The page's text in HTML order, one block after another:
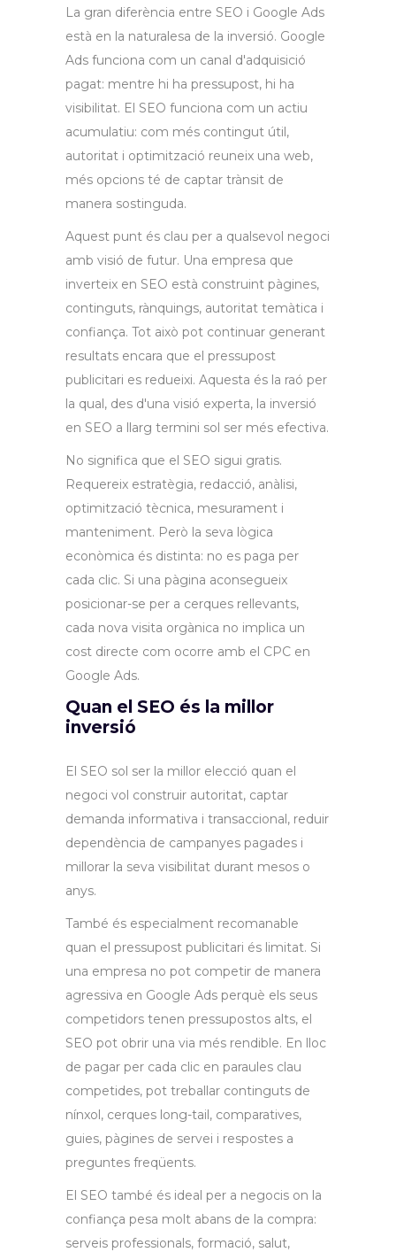
La gran diferència entre SEO i Google Ads
està en la naturalesa de la inversió. Google
Ads funciona com un canal d'adquisició
pagat: mentre hi ha pressupost, hi ha
visibilitat. El SEO funciona com un actiu
acumulatiu: com més contingut útil,
autoritat i optimització reuneix una web,
més opcions té de captar trànsit de
manera sostinguda.
Aquest punt és clau per a qualsevol negoci
amb visió de futur. Una empresa que
inverteix en SEO està construint pàgines,
continguts, rànquings, autoritat temàtica i
confiança. Tot això pot continuar generant
resultats encara que el pressupost
publicitari es redueixi. Aquesta és la raó per
la qual, des d'una visió experta, la inversió
en SEO a llarg termini sol ser més efectiva.
No significa que el SEO sigui gratis.
Requereix estratègia, redacció, anàlisi,
optimització tècnica, mesurament i
manteniment. Però la seva lògica
econòmica és distinta: no es paga per
cada clic. Si una pàgina aconsegueix
posicionar-se per a cerques rellevants,
cada nova visita orgànica no implica un
cost directe com ocorre amb el CPC en
Google Ads.
Quan el SEO és la millor
inversió
El SEO sol ser la millor elecció quan el
negoci vol construir autoritat, captar
demanda informativa i transaccional, reduir
dependència de campanyes pagades i
millorar la seva visibilitat durant mesos o
anys.
També és especialment recomanable
quan el pressupost publicitari és limitat. Si
una empresa no pot competir de manera
agressiva en Google Ads perquè els seus
competidors tenen pressupostos alts, el
SEO pot obrir una via més rendible. En lloc
de pagar per cada clic en paraules clau
competides, pot treballar continguts de
nínxol, cerques long-tail, comparatives,
guies, pàgines de servei i respostes a
preguntes freqüents.
El SEO també és ideal per a negocis on la
confiança pesa molt abans de la compra:
serveis professionals, formació, salut,